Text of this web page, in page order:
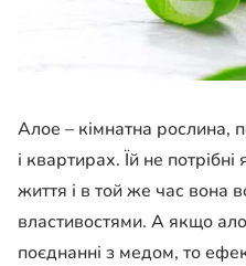
Алое – кімнатна рослина,
і квартирах. Їй не
життя і в той же час вона
властивостями. А якщо
поєднанні з медом, то